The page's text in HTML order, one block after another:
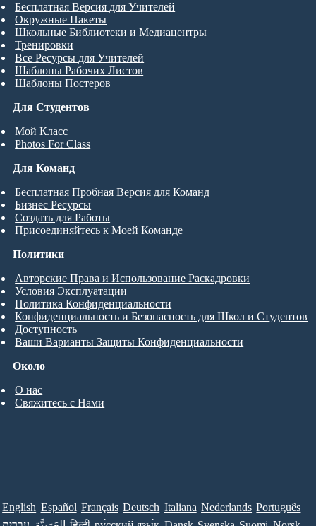
Для Студентов
Мой Класс
Photos For Class
Бесплатная Версия для Учителей
Окружные Пакеты
Школьные Библиотеки и Медиацентры
Тренировки
Все Ресурсы для Учителей
Шаблоны Рабочих Листов
Шаблоны Постеров
Для Команд
Бесплатная Пробная Версия для Команд
Бизнес Ресурсы
Создать для Работы
Присоединяйтесь к Моей Команде
Около
О нас
Свяжитесь с Нами
Политики
Авторские Права и Использование Раскадровки
Условия Эксплуатации
Политика Конфиденциальности
Конфиденциальность и Безопасность для Школ и Студентов
Доступность
Ваши Варианты Защиты Конфиденциальности
English Español Français Deutsch Italiana Nederlands Português